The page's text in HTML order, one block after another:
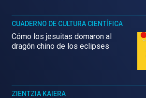
CUADERNO DE CULTURA CIENTÍFICA
Cómo los jesuitas domaron al
dragón chino de los eclipses
ZIENTZIA KAIERA